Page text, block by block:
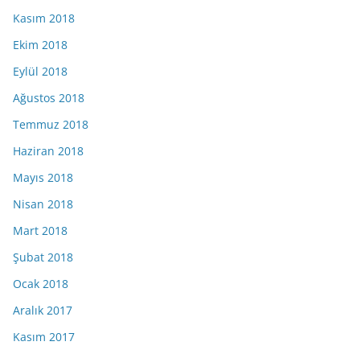
Kasım 2018
Ekim 2018
Eylül 2018
Ağustos 2018
Temmuz 2018
Haziran 2018
Mayıs 2018
Nisan 2018
Mart 2018
Şubat 2018
Ocak 2018
Aralık 2017
Kasım 2017